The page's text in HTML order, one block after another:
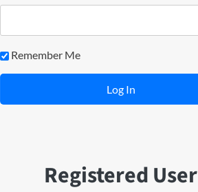
Remember Me
Registered User